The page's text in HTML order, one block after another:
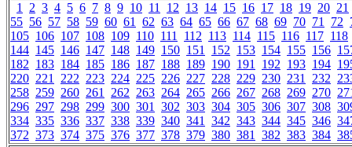
1 2 3 4 5 6 7 8 9 10 11 12 13 14 15 16 17 18 19 20 21
55 56 57 58 59 60 61 62 63 64 65 66 67 68 69 70 71 72
105 106 107 108 109 110 111 112 113 114 115 116 117 118
144 145 146 147 148 149 150 151 152 153 154 155 156
182 183 184 185 186 187 188 189 190 191 192 193 194
220 221 222 223 224 225 226 227 228 229 230 231 232
258 259 260 261 262 263 264 265 266 267 268 269 270
296 297 298 299 300 301 302 303 304 305 306 307 308
334 335 336 337 338 339 340 341 342 343 344 345 346
372 373 374 375 376 377 378 379 380 381 382 383 384